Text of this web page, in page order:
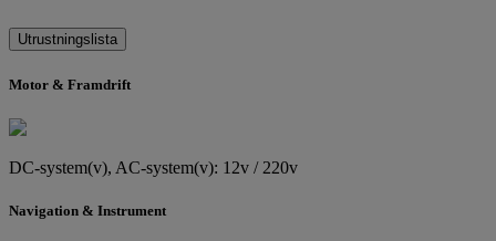
Utrustningslista
Motor & Framdrift
DC-system(v), AC-system(v): 12v / 220v
Navigation & Instrument